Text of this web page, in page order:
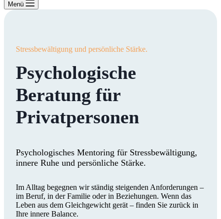
Menü
Stressbewältigung und persönliche Stärke.
Psychologische
Beratung für
Privatpersonen
Psychologisches Mentoring für Stressbewältigung,
innere Ruhe und persönliche Stärke.
Im Alltag begegnen wir ständig steigenden Anforderungen –
im Beruf, in der Familie oder in Beziehungen. Wenn das
Leben aus dem Gleichgewicht gerät – finden Sie zurück in
Ihre innere Balance.